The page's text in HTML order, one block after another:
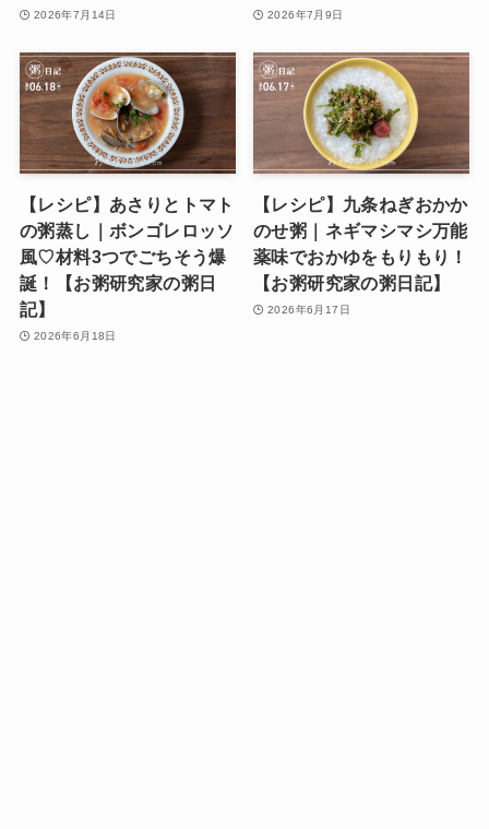
2026年7月14日 2026年7月9日
【レシピ】あさりとトマト
の粥蒸し｜ボンゴレロッソ
風♡材料3つでごちそう爆
誕！【お粥研究家の粥日
記】
2026年6月18日
【レシピ】九条ねぎおかか
のせ粥｜ネギマシマシ万能
薬味でおかゆをもりもり！
【お粥研究家の粥日記】
2026年6月17日